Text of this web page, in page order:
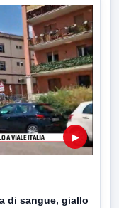
▶
di sangue, giallo